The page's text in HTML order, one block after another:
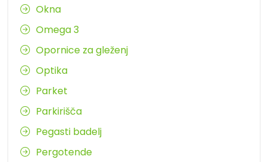
Okna
Omega 3
Opornice za gleženj
Optika
Parket
Parkirišča
Pegasti badelj
Pergotende